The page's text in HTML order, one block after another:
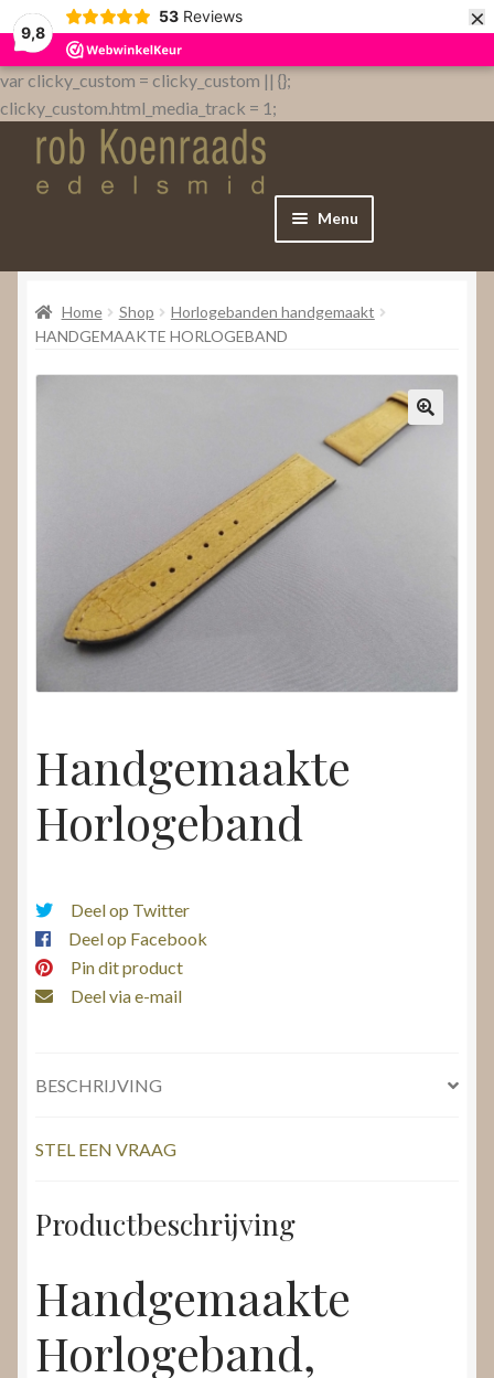
9,8
53 Reviews ×
var clicky_custom = clicky_custom || {};
clicky_custom.html_media_track = 1;
Menu
Home
WebShop
Home Shop
Horlogebanden handgemaakt
HANDGEMAAKTE HORLOGEBAND
Handgemaakte
Horlogeband
Deel op Twitter
Deel op Facebook
Pin dit product
Deel via e-mail
BESCHRIJVING
STEL EEN VRAAG
Productbeschrijving
Handgemaakte
Horlogeband,